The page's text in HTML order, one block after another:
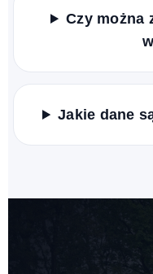
Czy można
Jakie dane